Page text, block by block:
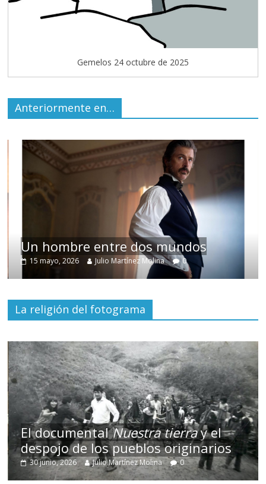
Gemelos 24 octubre de 2025
Anteriormente en…
Un hombre entre dos mundos
15 mayo, 2026 Julio Martínez Molina 0
La religión del fotograma
El documentalNuestra tierray el
despojo de los pueblos originarios
30 junio, 2026 Julio Martínez Molina 0